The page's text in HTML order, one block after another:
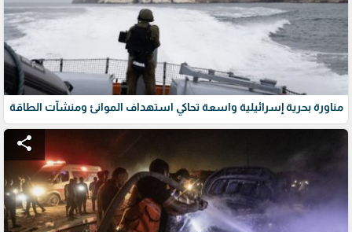
مناورة بحرية إسرائيلية واسعة تحاكي استهداف الموانئ ومنشآت الطاقة
share